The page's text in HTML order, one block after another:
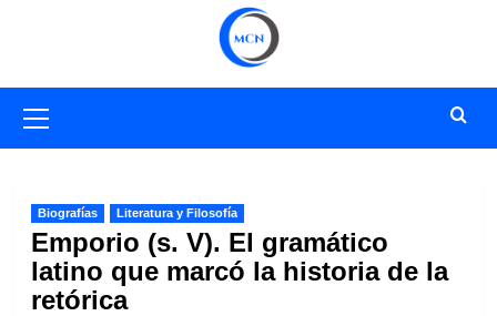
primario
Biografías Literatura y Filosofía
Emporio (s. V). El gramático
latino que marcó la historia de la
retórica